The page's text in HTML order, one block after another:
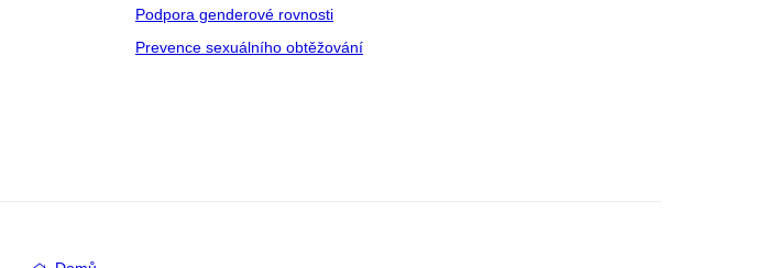
Podpora genderové rovnosti
Prevence sexuálního obtěžování